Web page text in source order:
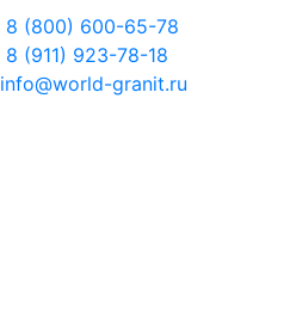
8 (800) 600-65-78
8 (911) 923-78-18
info@world-granit.ru